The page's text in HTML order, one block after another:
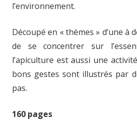
l’environnement.
Découpé en « thèmes » d’une à
de se concentrer sur
l’apiculture est aussi une
bons gestes sont illustrés par
pas.
160 pages